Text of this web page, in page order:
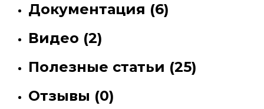
Документация (6)
Видео (2)
Полезные статьи (25)
Отзывы (0)